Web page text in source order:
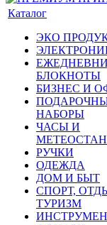
Каталог
ЭКО
БЛОКНОТЫ
БИЗНЕС И
НАБОРЫ
ЧАСЫ И
РУЧКИ
ОДЕЖДА
ДОМ И БЫТ
СПОРТ,
ТУРИЗМ